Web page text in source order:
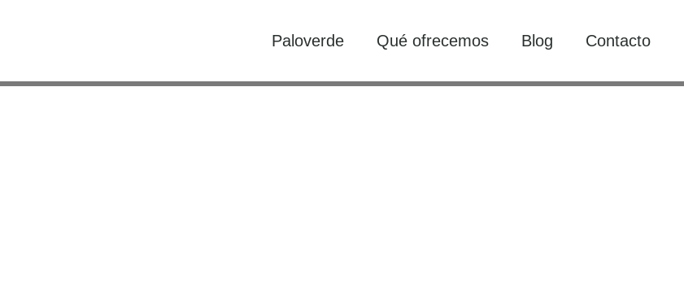
Paloverde Qué ofrecemos Blog Contacto